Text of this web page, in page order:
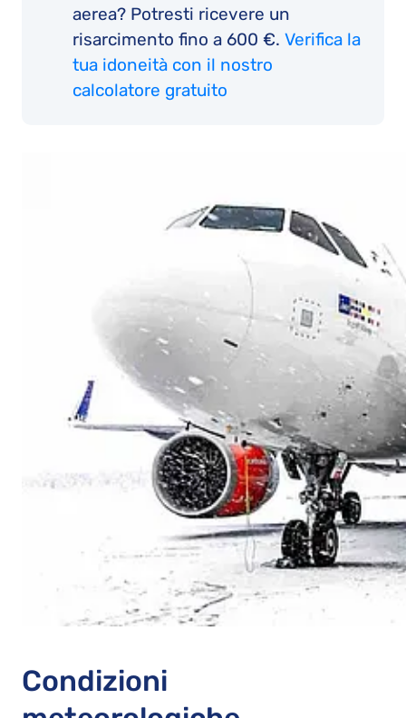
aerea? Potresti ricevere un
risarcimento fino a 600 €. Verifica la
tua idoneità con il nostro
calcolatore gratuito
Condizioni